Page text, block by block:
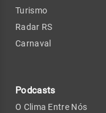
Turismo
Radar RS
Carnaval
Podcasts
O Clima Entre Nós